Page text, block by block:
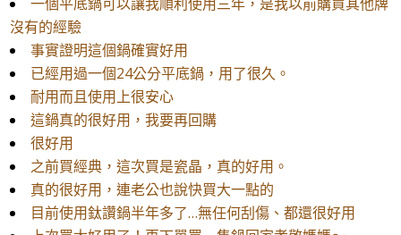
沒有的經驗
事實證明這個鍋確實好用
已經用過一個24公分平底鍋，用了很久。
耐用而且使用上很安心
這鍋真的很好用，我要再回購
很好用
之前買經典，這次買是瓷晶，真的好用。
真的很好用，連老公也說快買大一點的
目前使用鈦讚鍋半年多了…無任何刮傷、都還很好用